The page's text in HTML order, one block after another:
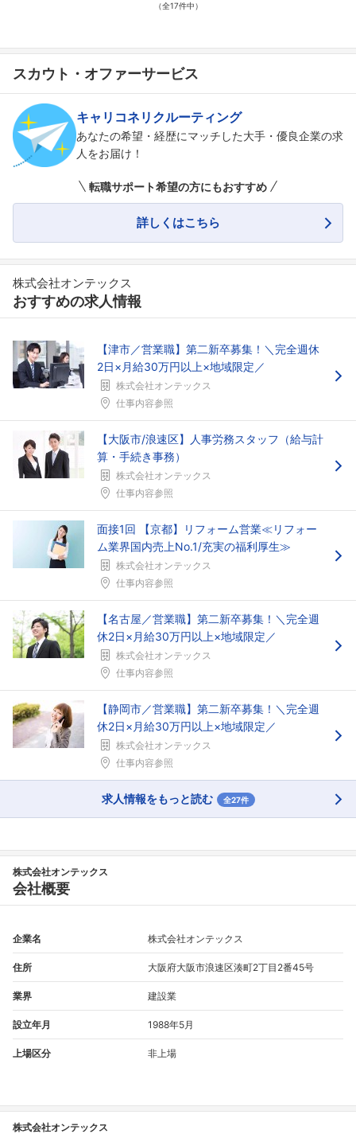
（全17件中）
スカウト・オファーサービス
キャリコネリクルーティング
あなたの希望・経歴にマッチした大手・優良企業の求
人をお届け！
転職サポート希望の方にもおすすめ
詳しくはこちら
株式会社オンテックス
おすすめの求人情報
【津市／営業職】第二新卒募集！＼完全週休
2日×月給30万円以上×地域限定／
株式会社オンテックス
仕事内容参照
【大阪市/浪速区】人事労務スタッフ（給与計
算・手続き事務）
株式会社オンテックス
仕事内容参照
面接1回 【京都】リフォーム営業≪リフォー
ム業界国内売上No.1/充実の福利厚生≫
株式会社オンテックス
仕事内容参照
【名古屋／営業職】第二新卒募集！＼完全週
休2日×月給30万円以上×地域限定／
株式会社オンテックス
仕事内容参照
【静岡市／営業職】第二新卒募集！＼完全週
休2日×月給30万円以上×地域限定／
株式会社オンテックス
仕事内容参照
求人情報をもっと読む 全27件
株式会社オンテックス
会社概要
企業名 株式会社オンテックス
住所 大阪府大阪市浪速区湊町2丁目2番45号
業界 建設業
設立年月 1988年5月
上場区分 非上場
株式会社オンテックス